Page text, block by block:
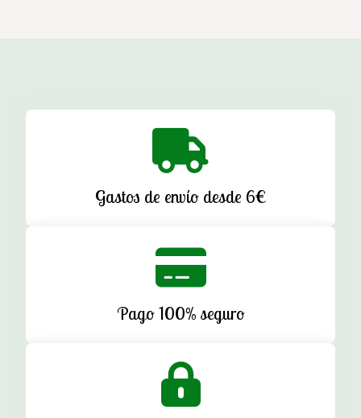
Gastos de envío desde 6€
Pago 100% seguro